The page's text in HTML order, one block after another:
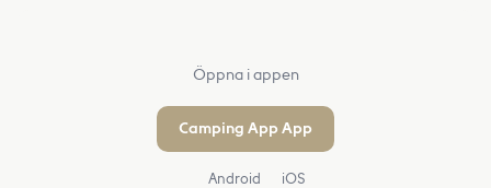
Öppna i appen
Camping App App
Android iOS